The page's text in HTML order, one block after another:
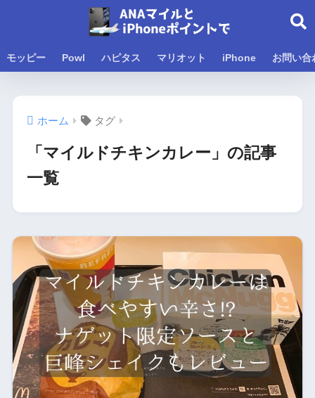
モッピー Powl ハピタス マリオット iPhone お問い合
ホーム タグ
「マイルドチキンカレー」の記事
一覧